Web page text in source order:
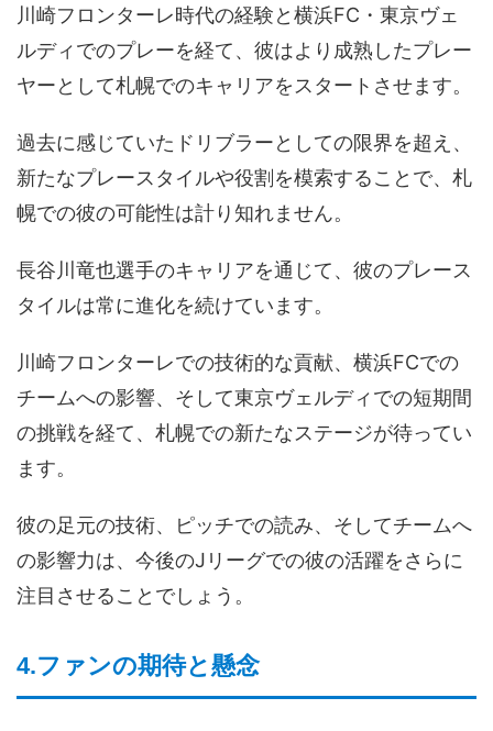
川崎フロンターレ時代の経験と横浜FC・東京ヴェ
ルディでのプレーを経て、彼はより成熟したプレー
ヤーとして札幌でのキャリアをスタートさせます。
過去に感じていたドリブラーとしての限界を超え、
新たなプレースタイルや役割を模索することで、札
幌での彼の可能性は計り知れません。
長谷川竜也選手のキャリアを通じて、彼のプレース
タイルは常に進化を続けています。
川崎フロンターレでの技術的な貢献、横浜FCでの
チームへの影響、そして東京ヴェルディでの短期間
の挑戦を経て、札幌での新たなステージが待ってい
ます。
彼の足元の技術、ピッチでの読み、そしてチームへ
の影響力は、今後のJリーグでの彼の活躍をさらに
注目させることでしょう。
4.ファンの期待と懸念